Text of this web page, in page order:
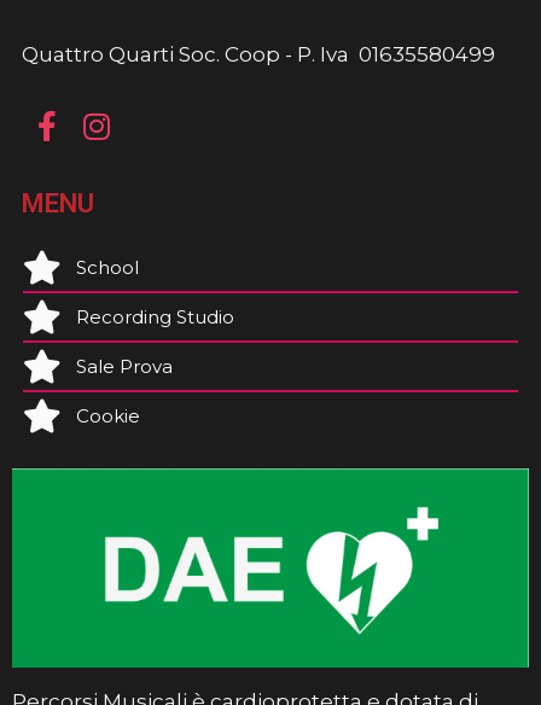
Quattro Quarti Soc. Coop - P. Iva 01635580499
MENU
School
Recording Studio
Sale Prova
Cookie